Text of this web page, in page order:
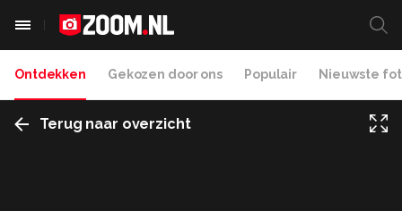
Ontdekken Gekozen door ons Populair Nieuwste
Terug naar overzicht